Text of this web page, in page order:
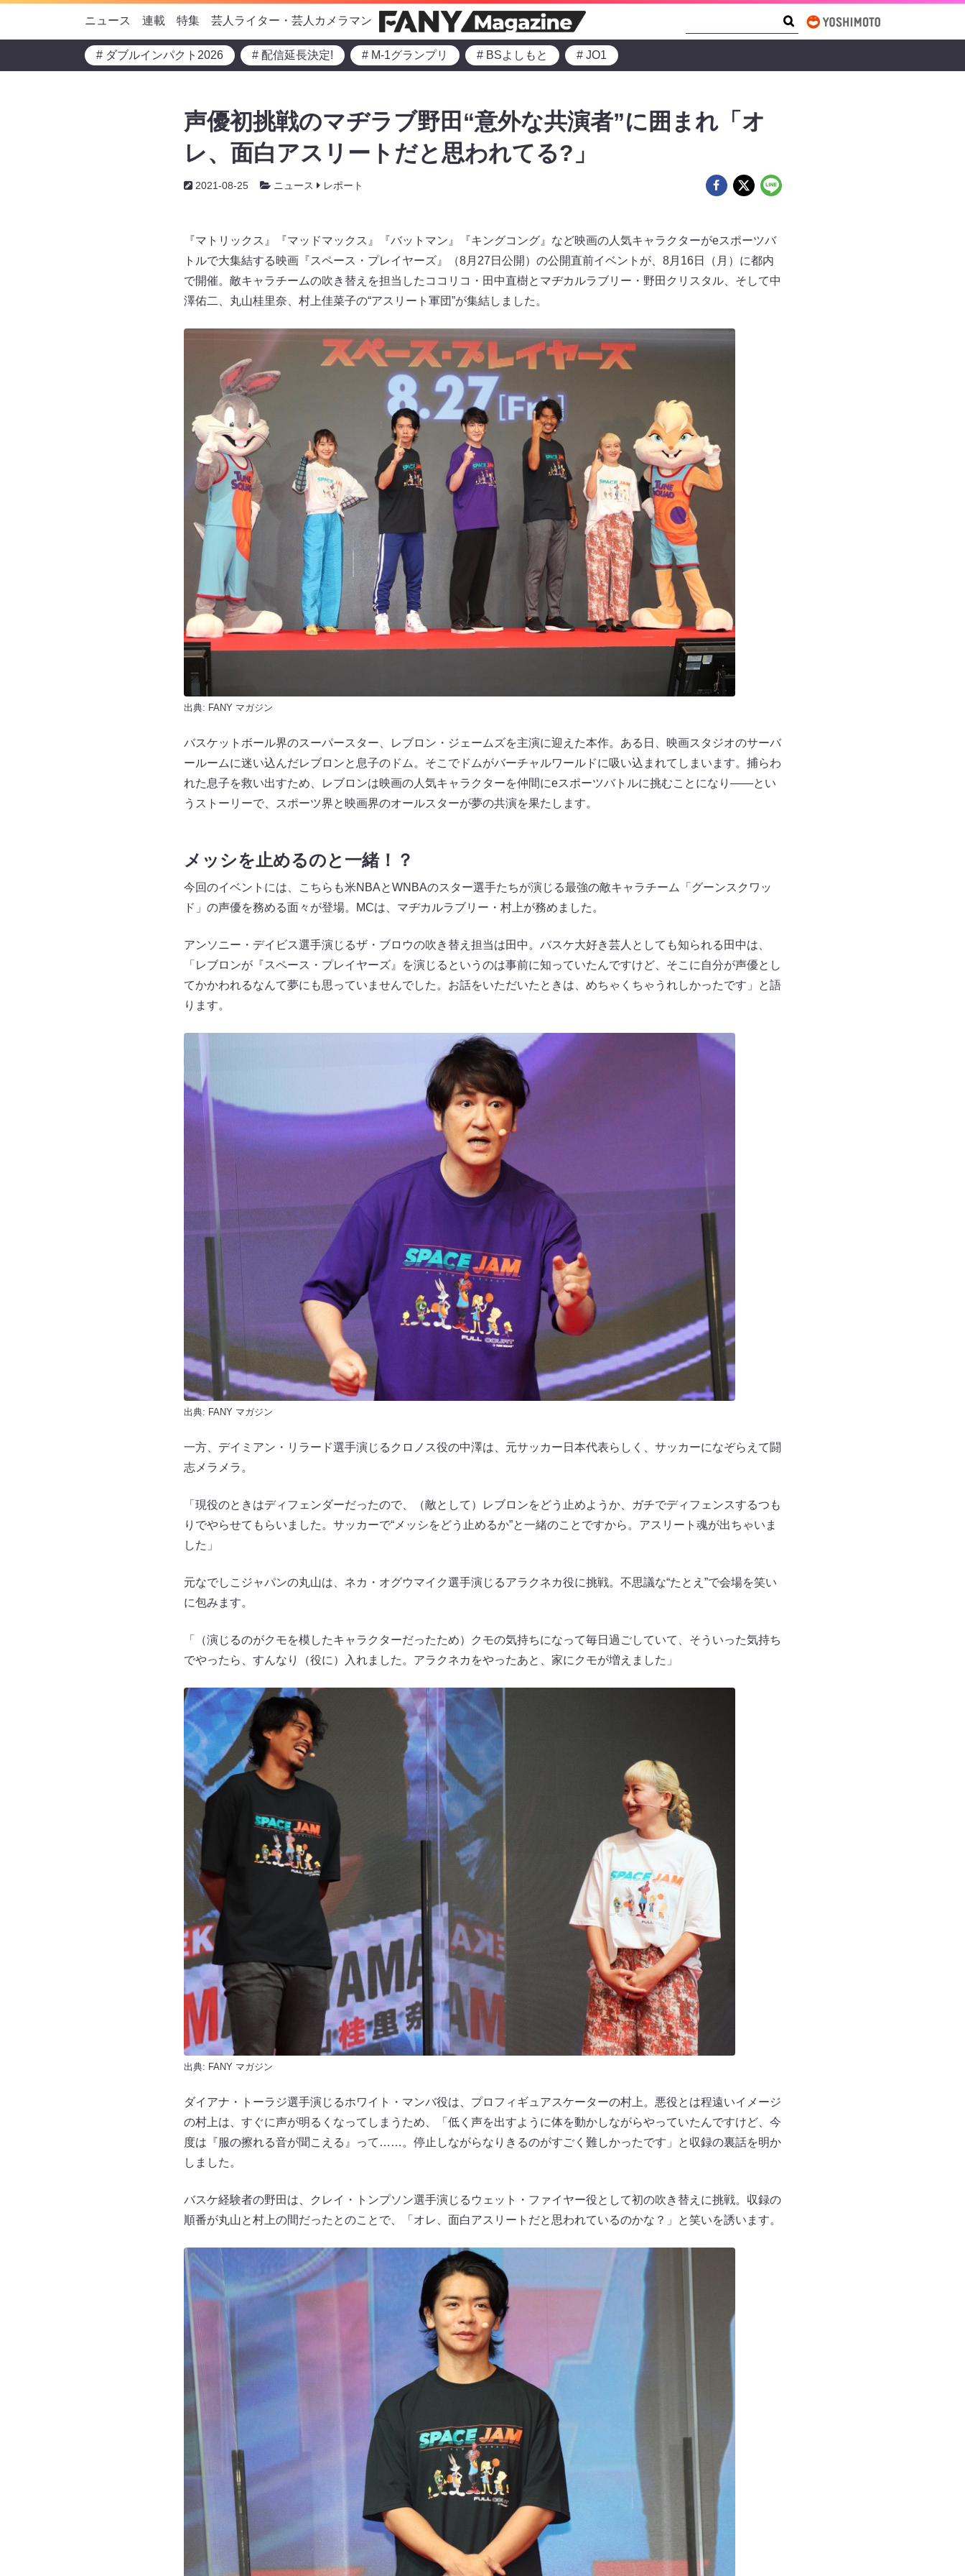
ニュース 連載 特集 芸人ライター・芸人カメラマン
# ダブルインパクト2026 # 配信延長決定! # M-1グランプリ # BSよしもと # JO1
声優初挑戦のマヂラブ野田“意外な共演者”に囲まれ「オ
レ、面白アスリートだと思われてる?」
2021-08-25 ニュース レポート
『マトリックス』『マッドマックス』『バットマン』『キングコング』など映画の人気キャラクターがeスポーツバ
トルで大集結する映画『スペース・プレイヤーズ』（8月27日公開）の公開直前イベントが、8月16日（月）に都内
で開催。敵キャラチームの吹き替えを担当したココリコ・田中直樹とマヂカルラブリー・野田クリスタル、そして中
澤佑二、丸山桂里奈、村上佳菜子の“アスリート軍団”が集結しました。
出典: FANY マガジン
バスケットボール界のスーパースター、レブロン・ジェームズを主演に迎えた本作。ある日、映画スタジオのサーバ
ールームに迷い込んだレブロンと息子のドム。そこでドムがバーチャルワールドに吸い込まれてしまいます。捕らわ
れた息子を救い出すため、レブロンは映画の人気キャラクターを仲間にeスポーツバトルに挑むことになり――とい
うストーリーで、スポーツ界と映画界のオールスターが夢の共演を果たします。
メッシを止めるのと一緒！？
今回のイベントには、こちらも米NBAとWNBAのスター選手たちが演じる最強の敵キャラチーム「グーンスクワッ
ド」の声優を務める面々が登場。MCは、マヂカルラブリー・村上が務めました。
アンソニー・デイビス選手演じるザ・ブロウの吹き替え担当は田中。バスケ大好き芸人としても知られる田中は、
「レブロンが『スペース・プレイヤーズ』を演じるというのは事前に知っていたんですけど、そこに自分が声優とし
てかかわれるなんて夢にも思っていませんでした。お話をいただいたときは、めちゃくちゃうれしかったです」と語
ります。
出典: FANY マガジン
一方、デイミアン・リラード選手演じるクロノス役の中澤は、元サッカー日本代表らしく、サッカーになぞらえて闘
志メラメラ。
「現役のときはディフェンダーだったので、（敵として）レブロンをどう止めようか、ガチでディフェンスするつも
りでやらせてもらいました。サッカーで“メッシをどう止めるか”と一緒のことですから。アスリート魂が出ちゃいま
した」
元なでしこジャパンの丸山は、ネカ・オグウマイク選手演じるアラクネカ役に挑戦。不思議な“たとえ”で会場を笑い
に包みます。
「（演じるのがクモを模したキャラクターだったため）クモの気持ちになって毎日過ごしていて、そういった気持ち
でやったら、すんなり（役に）入れました。アラクネカをやったあと、家にクモが増えました」
出典: FANY マガジン
ダイアナ・トーラジ選手演じるホワイト・マンバ役は、プロフィギュアスケーターの村上。悪役とは程遠いイメージ
の村上は、すぐに声が明るくなってしまうため、「低く声を出すように体を動かしながらやっていたんですけど、今
度は『服の擦れる音が聞こえる』って……。停止しながらなりきるのがすごく難しかったです」と収録の裏話を明か
しました。
バスケ経験者の野田は、クレイ・トンプソン選手演じるウェット・ファイヤー役として初の吹き替えに挑戦。収録の
順番が丸山と村上の間だったとのことで、「オレ、面白アスリートだと思われているのかな？」と笑いを誘います。